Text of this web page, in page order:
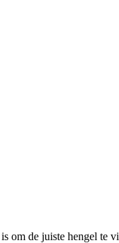
om de juiste hengel te